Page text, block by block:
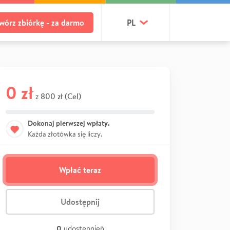
zbiórkę - za darmo PL
0 zł z 800 zł (Cel)
Dokonaj pierwszej wpłaty.
Każda złotówka się liczy.
Wpłać teraz
Udostępnij